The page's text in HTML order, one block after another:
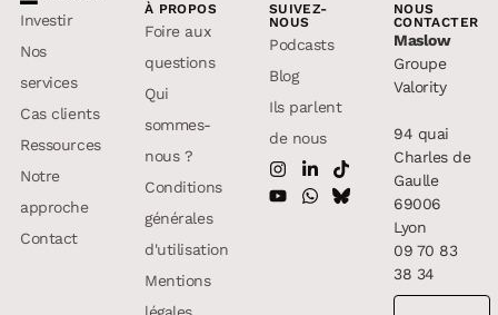
Investir
Nos
services
Cas clients
Ressources
Notre
approche
Contact
À PROPOS
Foire aux
questions
Qui
sommes-
nous ?
Conditions
générales
d'utilisation
Mentions
SUIVEZ-
NOUS
Podcasts
Blog
Ils parlent
de nous
NOUS
CONTACTER
Maslow
Groupe
Valority
94 quai
Charles de
Gaulle
69006
Lyon
09 70 83
38 34